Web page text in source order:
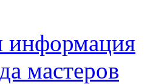
мастеров